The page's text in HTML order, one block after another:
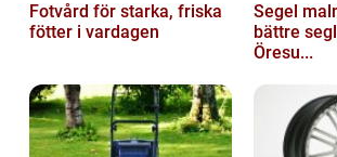
Fotvård för starka, friska
fötter i vardagen
Segel malmö
bättre
Öresu...